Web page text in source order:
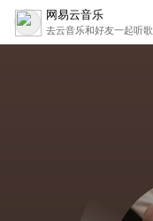
网易云音乐
去云音乐和好友一起听歌